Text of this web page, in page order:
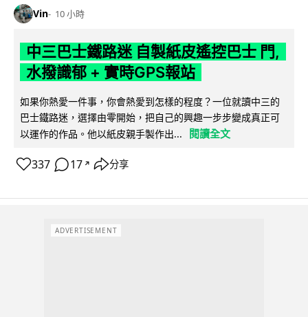
Vin 10 小時
中三巴士鐵路迷 自製紙皮遙控巴士 門,
水撥識郁 + 實時GPS報站
如果你熱愛一件事，你會熱愛到怎樣的程度？一位就讀中三的
巴士鐵路迷，選擇由零開始，把自己的興趣一步步變成真正可
以運作的作品。他以紙皮親手製作出...
閱讀全文
337 17 ↗ 分享
ADVERTISEMENT